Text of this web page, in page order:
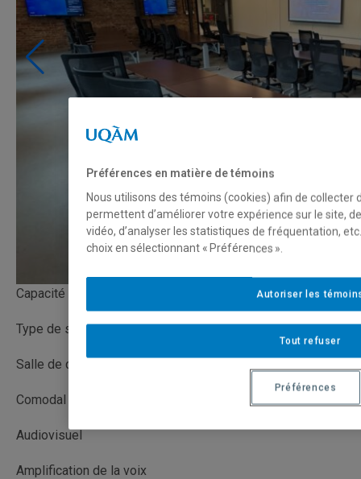
Capacité
Type de salle
Salle de cours
Comodal (CO)
Audiovisuel
Amplification de la voix
Préférences en matière de témoins
Nous utilisons des témoins (cookies) afin de collecter
permettent d’améliorer votre expérience sur le site,
vidéo, d’analyser les statistiques de fréquentation,
choix en sélectionnant « Préférences ».
Tout refuser
Autoriser les
Préférences